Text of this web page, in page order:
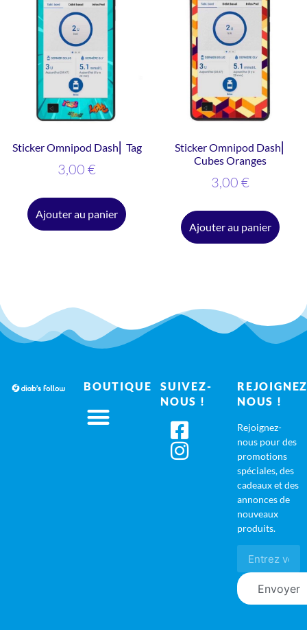
Sticker Omnipod Dash⎜ Tag
3,00 €
Ajouter au panier
Sticker Omnipod Dash⎜
Cubes Oranges
3,00 €
Ajouter au panier
BOUTIQUE
SUIVEZ-
NOUS !
NOUS !
Rejoignez-
nous pour des
promotions
spéciales, des
cadeaux et des
annonces de
nouveaux
produits.
Envoyer